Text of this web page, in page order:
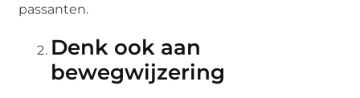
passanten.
Denk ook aan
bewegwijzering